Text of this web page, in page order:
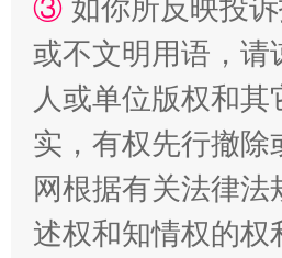
招工难、用工荒背后
③ 如你所反映投
或不文明用语，请
人或单位版权和
实，有权先行撤
网根据有关法律
述权和知情权的权